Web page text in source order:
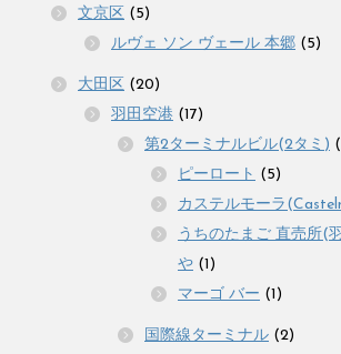
文京区 (5)
ルヴェ ソン ヴェール 本郷 (5)
大田区 (20)
羽田空港 (17)
第2ターミナルビル(2タミ)
ピーロート (5)
カステルモーラ
うちのたまご 直売所(
や (1)
マーゴ バー (1)
国際線ターミナル (2)